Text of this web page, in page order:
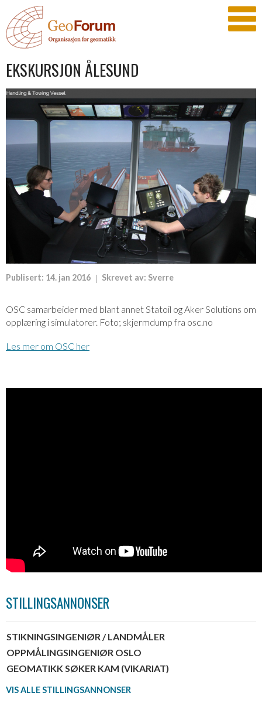
EKSKURSJON ÅLESUND
Publisert: 14. jan 2016 Skrevet av: Sverre
OSC samarbeider med blant annet Statoil og Aker Solutions om
opplæring i simulatorer. Foto; skjermdump fra osc.no
Les mer om OSC her
STILLINGSANNONSER
STIKNINGSINGENIØR / LANDMÅLER
OPPMÅLINGSINGENIØR OSLO
GEOMATIKK SØKER KAM (VIKARIAT)
VIS ALLE STILLINGSANNONSER